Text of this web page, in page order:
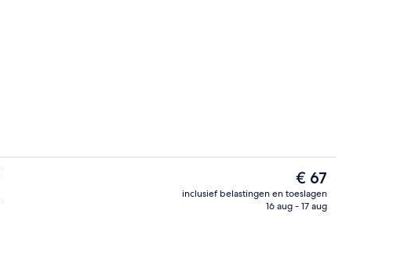
Dagelijks ontbijtbuffet inbegrepen
De
huidige
prijs
€ 67
inclusief belastingen en toeslagen
16 aug - 17 aug